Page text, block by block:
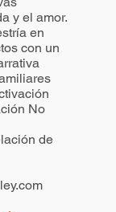
y el amor.
en
con un
No
de